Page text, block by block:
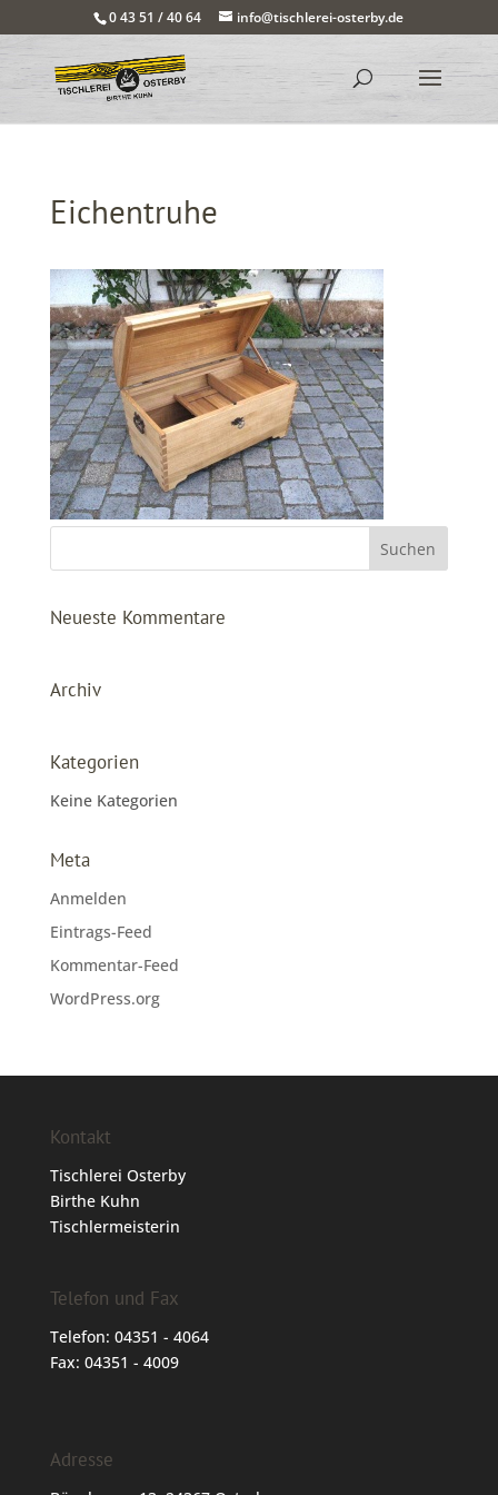
0 43 51 / 40 64 info@tischlerei-osterby.de
Eichentruhe
Neueste Kommentare
Archiv
Kategorien
Keine Kategorien
Meta
Anmelden
Eintrags-Feed
Kommentar-Feed
WordPress.org
Kontakt
Tischlerei Osterby
Birthe Kuhn
Tischlermeisterin
Telefon und Fax
Telefon: 04351 - 4064
Fax: 04351 - 4009
Adresse